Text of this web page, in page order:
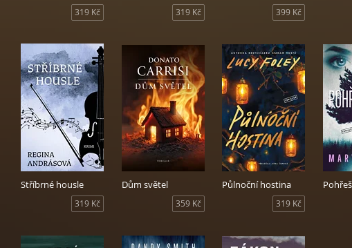
319 Kč 319 Kč 399 Kč
Stříbrné housle
319 Kč
Dům světel
359 Kč
Půlnoční hostina
319 Kč